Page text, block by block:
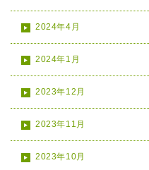
2024年4月
2024年1月
2023年12月
2023年11月
2023年10月